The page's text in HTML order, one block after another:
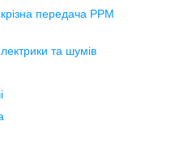
передача PPM
та шумів